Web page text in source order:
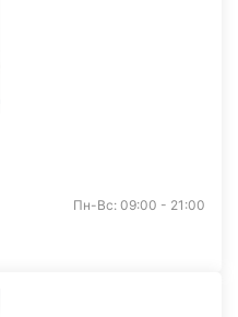
Пн-Вс: 09:00 - 21:00